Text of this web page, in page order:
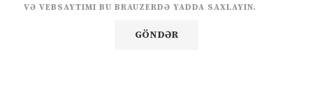
VƏ VEBSAYTIMI BU BRAUZERDƏ YADDA SAXLAYIN.